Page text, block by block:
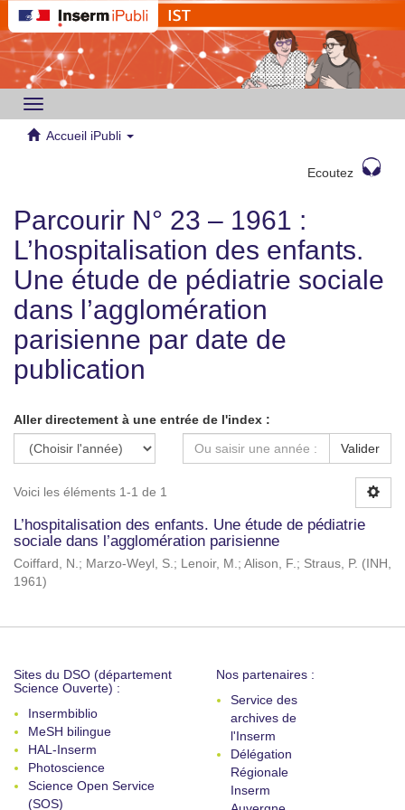
Toggle
navigation
Accueil iPubli
Ecoutez
Parcourir N° 23 – 1961 :
L’hospitalisation des enfants.
Une étude de pédiatrie sociale
dans l’agglomération
parisienne par date de
publication
Aller directement à une entrée de l'index :
Valider
Voici les éléments 1-1 de 1
L’hospitalisation des enfants. Une étude de pédiatrie
sociale dans l’agglomération parisienne
Coiffard, N.; Marzo-Weyl, S.; Lenoir, M.; Alison, F.; Straus, P. ( INH ,
1961)
Sites du DSO (département
Science Ouverte) :
Insermbiblio
MeSH bilingue
HAL-Inserm
Photoscience
Science Open Service
(SOS)
Nos partenaires :
Service des
archives de
l'Inserm
Délégation
Régionale
Inserm